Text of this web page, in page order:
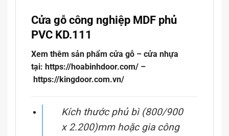
Cửa gỗ công nghiệp MDF phủ
PVC KD.111
Xem thêm sản phẩm cửa gỗ – cửa nhựa
tại: https://hoabinhdoor.com/ –
https://kingdoor.com.vn/
Kích thước phủ bì (800/900
x 2.200)mm hoặc gia công